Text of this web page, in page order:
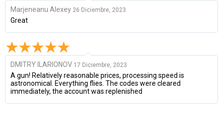
Marjeneanu Alexey 26 Diciembre, 2023
Great
DMITRY ILARIONOV 17 Diciembre, 2023
A gun! Relatively reasonable prices, processing speed is
astronomical. Everything flies. The codes were cleared
immediately, the account was replenished